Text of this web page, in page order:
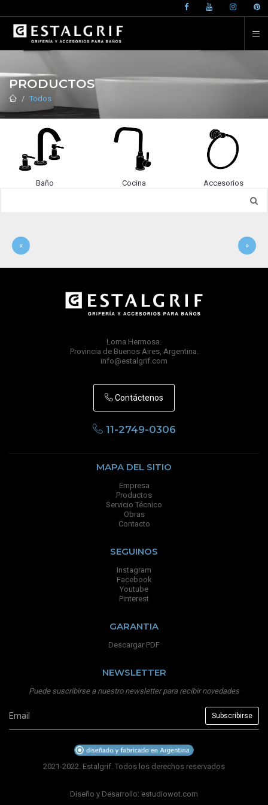
PRODUCTOS
Todos
Baño Cocina Accesorios
« »
Loma Hermosa.
Provincia de Buenos Aires, Argentina.
info@estalgrif.com
Contáctenos
11-2749-0306
MAPA DEL SITIO
Empresa
Productos
Servicio Técnico
Obras
Contacto
SEGUINOS
Instagram
Facebook
Youtube
Pinterest
GARANTIA
Descargar PDF
NEWSLETTER
Puede suscribirse a nuestro newsletter para recibir novedades
2021-2022. Estalgrif. Todos los derechos reservados
Diseño y Desarrollo: estudiowot.com